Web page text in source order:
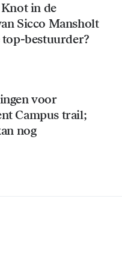
in de
Sicco Mansholt
top-bestuurder?
voor
Campus trail;
nog